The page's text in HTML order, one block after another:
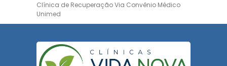
Clínica de Recuperação Via Convênio Médico
Unimed
Clínica de Recuperação Convênio Bradesco
Bradesco Saúde
Hospital Psiquiátrico para Dependentes